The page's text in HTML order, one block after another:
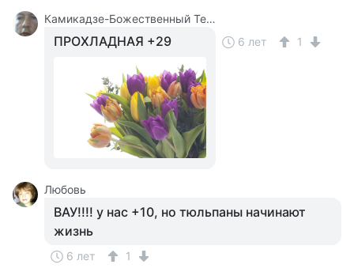
Камикадзе-Божественный Теплый Ветерок
ПРОХЛАДНАЯ +29 6 лет 1
Любовь
ВАУ!!!! у нас +10, но тюльпаны начинают
жизнь
6 лет
1